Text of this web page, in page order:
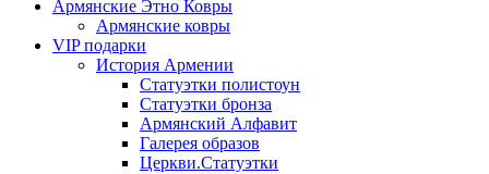
Армянские Этно Ковры
Армянские ковры
VIP подарки
История Армении
Статуэтки полистоун
Статуэтки бронза
Армянский Алфавит
Галерея образов
Церкви.Статуэтки